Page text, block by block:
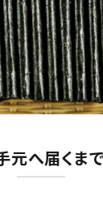
元へ届くまで